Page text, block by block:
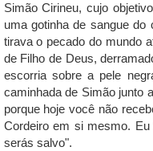
Simão Cirineu, cujo
uma gotinha de sangue
tirava o pecado do mundo
de Filho de Deus,
escorria sobre a pele
caminhada de Simão junto
porque hoje você não
Cordeiro em si mesmo.
serás salvo".